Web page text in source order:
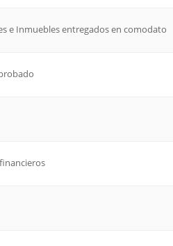
e Inmuebles entregados en comodato